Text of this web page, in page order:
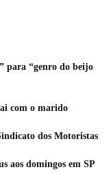
para “genro do beijo
com o marido
dos Motoristas
aos domingos em SP